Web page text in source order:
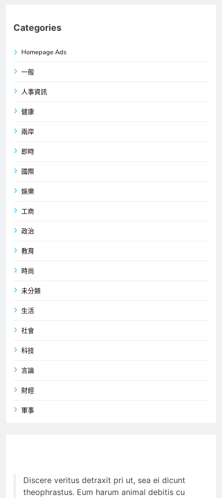
Categories
Homepage Ads
一般
人事資訊
健康
兩岸
即時
國際
娛樂
工商
政治
教育
時尚
未分類
生活
社會
科技
言論
財經
軍事
Discere veritus detraxit pri ut, sea ei dicunt
theophrastus. Eum harum animal debitis cu